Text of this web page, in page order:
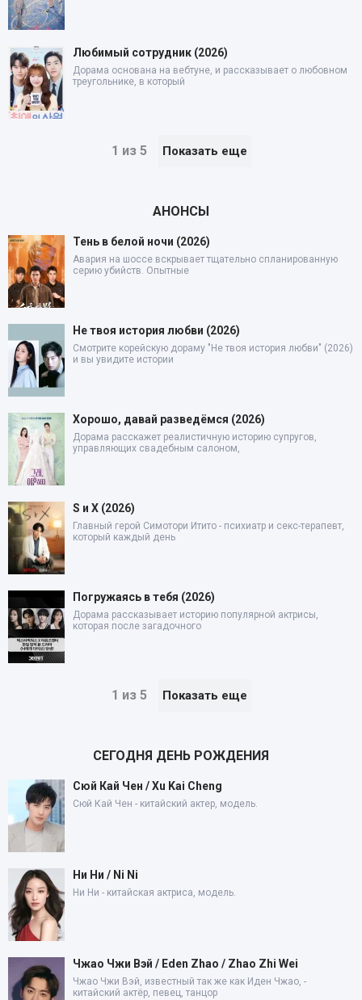
Любимый сотрудник (2026)
Дорама основана на вебтуне, и рассказывает о любовном
треугольнике, в который
1 из 5 Показать еще
АНОНСЫ
Тень в белой ночи (2026)
Авария на шоссе вскрывает тщательно спланированную
серию убийств. Опытные
Не твоя история любви (2026)
Смотрите корейскую дораму "Не твоя история любви" (2026)
и вы увидите истории
Хорошо, давай разведёмся (2026)
Дорама расскажет реалистичную историю супругов,
управляющих свадебным салоном,
S и X (2026)
Главный герой Симотори Итито - психиатр и секс-терапевт,
который каждый день
Погружаясь в тебя (2026)
Дорама рассказывает историю популярной актрисы,
которая после загадочного
1 из 5 Показать еще
СЕГОДНЯ ДЕНЬ РОЖДЕНИЯ
Сюй Кай Чен / Xu Kai Cheng
Сюй Кай Чен - китайский актер, модель.
Ни Ни / Ni Ni
Ни Ни - китайская актриса, модель.
Чжао Чжи Вэй / Eden Zhao / Zhao Zhi Wei
Чжао Чжи Вэй, известный так же как Иден Чжао, -
китайский актёр, певец, танцор